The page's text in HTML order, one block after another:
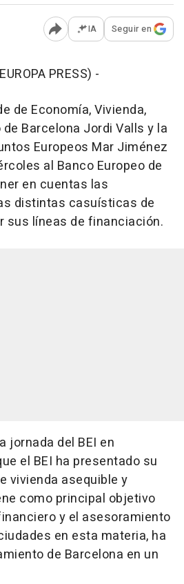
Abrir opciones para
IA Seguir en
PRESS) -
de Economía, Vivienda,
Barcelona Jordi Valls y la
Europeos Mar Jiménez
al Banco Europeo de
en cuentas las
distintas casuísticas de
sus líneas de financiación.
jornada del BEI en
el BEI ha presentado su
vivienda asequible y
como principal objetivo
y el asesoramiento
en esta materia, ha
de Barcelona en un